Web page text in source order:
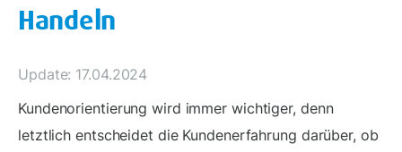
Handeln
Update: 17.04.2024
Kundenorientierung wird immer wichtiger, denn
letztlich entscheidet die Kundenerfahrung darüber, ob